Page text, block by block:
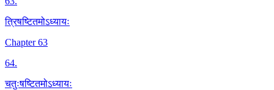
त्रिषष्टितमोऽध्यायः
Chapter 63
64.
चतुःषष्टितमोऽध्यायः